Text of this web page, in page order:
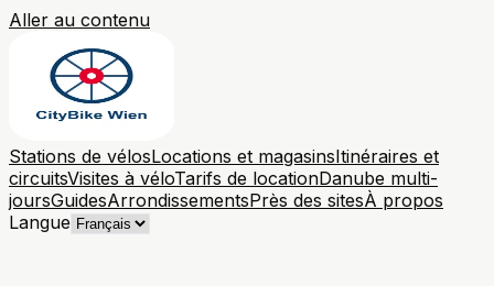
Aller au contenu
Stations de vélosLocations et magasinsItinéraires et
circuitsVisites à véloTarifs de locationDanube multi-
joursGuidesArrondissementsPrès des sitesÀ propos
Langue